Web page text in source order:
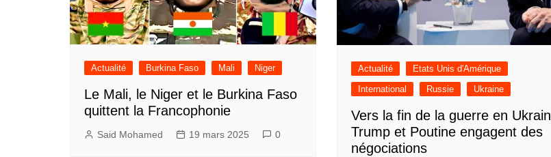
Actualité Burkina Faso Mali Niger
Le Mali, le Niger et le Burkina Faso
quittent la Francophonie
Said Mohamed 19 mars 2025 0
Actualité
Etats Unis d'Amérique
International
Russie Ukraine
Vers la fin de la guerre en
Trump et Poutine engagent des
négociations